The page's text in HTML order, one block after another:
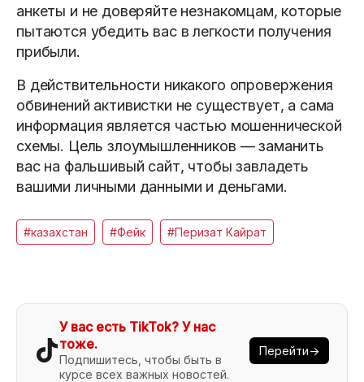
анкеты и не доверяйте незнакомцам, которые
пытаются убедить вас в легкости получения
прибыли.
В действительности никакого опровержения
обвинений активистки не существует, а сама
информация является частью мошеннической
схемы. Цель злоумышленников — заманить
вас на фальшивый сайт, чтобы завладеть
вашими личными данными и деньгами.
#казахстан #Фейк #Перизат Кайрат
У вас есть TikTok? У нас
тоже.
Подпишитесь, чтобы быть в
курсе всех важных новостей.
Перейти→